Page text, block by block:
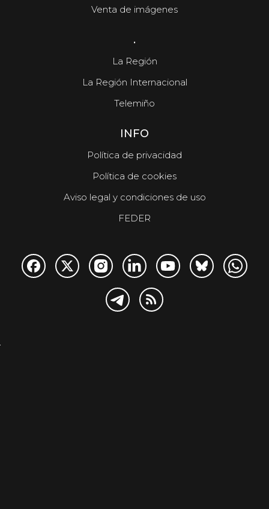
Venta de imágenes
.
La Región
La Región Internacional
Telemiño
INFO
Política de privacidad
Política de cookies
Aviso legal y condiciones de uso
FEDER